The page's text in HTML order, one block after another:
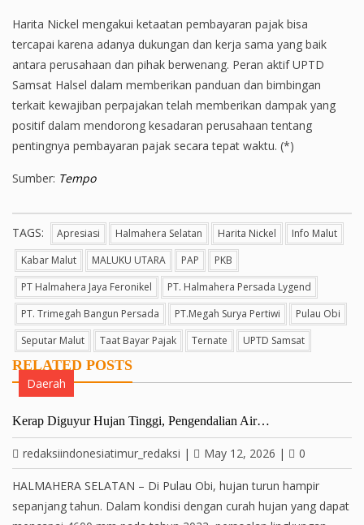
Harita Nickel mengakui ketaatan pembayaran pajak bisa
tercapai karena adanya dukungan dan kerja sama yang baik
antara perusahaan dan pihak berwenang. Peran aktif UPTD
Samsat Halsel dalam memberikan panduan dan bimbingan
terkait kewajiban perpajakan telah memberikan dampak yang
positif dalam mendorong kesadaran perusahaan tentang
pentingnya pembayaran pajak secara tepat waktu. (*)
Sumber: Tempo
TAGS: Apresiasi Halmahera Selatan Harita Nickel
Info Malut
Kabar Malut
MALUKU UTARA PAP
PKB
PT Halmahera Jaya Feronikel
PT. Halmahera Persada Lygend
PT. Trimegah Bangun Persada
PT.megah Surya Pertiwi
Pulau Obi
Seputar Malut
Taat Bayar Pajak Ternate UPTD Samsat
RELATED POSTS
Daerah
Kerap Diguyur Hujan Tinggi, Pengendalian Air…
redaksiindonesiatimur_redaksi | May 12, 2026 | 0
HALMAHERA SELATAN – Di Pulau Obi, hujan turun hampir
sepanjang tahun. Dalam kondisi dengan curah hujan yang dapat